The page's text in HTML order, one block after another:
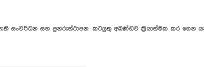
සංවර්ධන සහ පුනරුත්ථාපන කටයුතු අඛණ්ඩව ක්‍රියාත්මක කර ගෙන